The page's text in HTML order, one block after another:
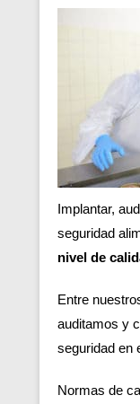
Implantar,
seguridad
nivel de
Entre
auditamos y
seguridad en
Normas de